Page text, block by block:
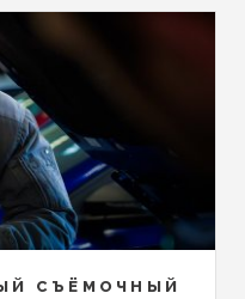
СЪЁМОЧНЫЙ